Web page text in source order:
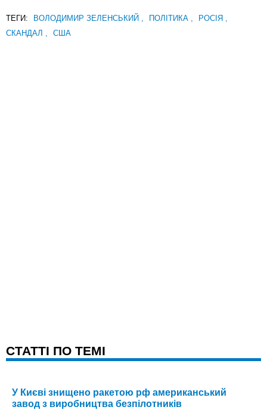
ТЕГИ: ВОЛОДИМИР ЗЕЛЕНСЬКИЙ , ПОЛІТИКА , РОСІЯ ,
СКАНДАЛ , США
CТАТТІ ПО ТЕМІ
У Києві знищено ракетою рф американський
завод з виробництва безпілотників